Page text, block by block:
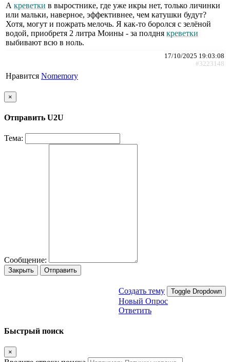
А креветки в выростнике, где уже икры нет, только личинки
или мальки, наверное, эффективнее, чем катушки будут?
Хотя, могут и пожрать мелочь. Я как-то боролся с зелёной
водой, приобретя 2 литра Моины - за полдня креветки
выбивают всю в ноль.
17/10/2025 19:03:08
#3223148
Нравится Nomemory
×
Отправить U2U
Тема:
Сообщение:
Закрыть Отправить
Создать тему Toggle Dropdown
Новый Опрос
Ответить
Быстрый поиск
×